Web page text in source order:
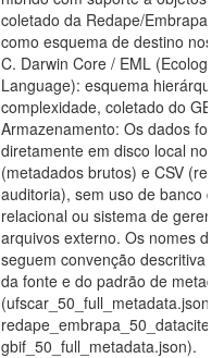
coletado da Redape/Embrapa
como esquema de destino nos
C. Darwin Core / EML
Language): esquema
complexidade, coletado do
Armazenamento: Os dados
diretamente em disco local no
(metadados brutos) e CSV
auditoria), sem uso de banco
relacional ou sistema de
arquivos externo. Os nomes de
seguem convenção descritiva
da fonte e do padrão de
(ufscar_50_full_metadata.json,
gbif_50_full_metadata.json).